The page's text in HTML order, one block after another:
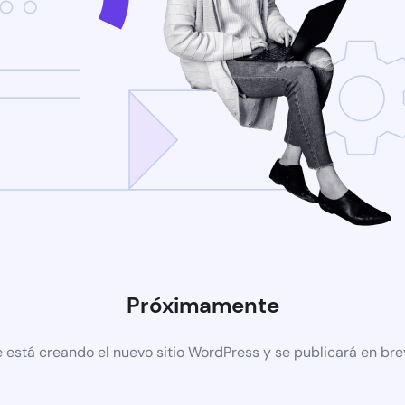
Próximamente
está creando el nuevo sitio WordPress y se publicará en